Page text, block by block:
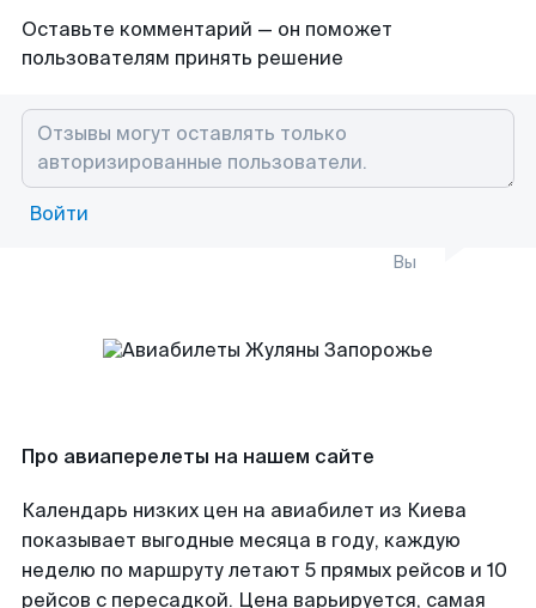
Оставьте комментарий — он поможет
пользователям принять решение
Войти
Вы
Про авиаперелеты на нашем сайте
Календарь низких цен на авиабилет из Киева
показывает выгодные месяца в году, каждую
неделю по маршруту летают 5 прямых рейсов и 10
рейсов с пересадкой. Цена варьируется, самая